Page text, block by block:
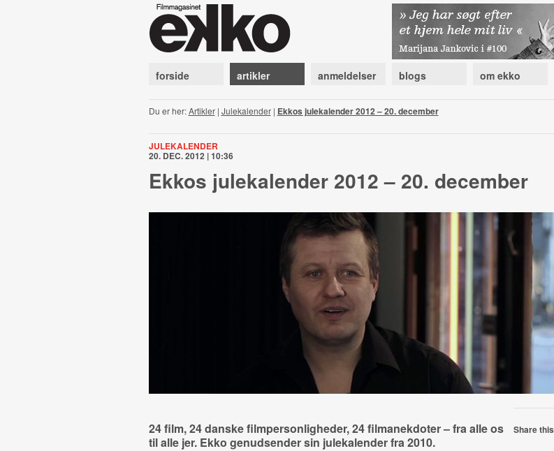
forside artikler anmeldelser blogs om ekko
Du er her:Artikler| Julekalender| Ekkos julekalender 2012 – 20. december
JULEKALENDER
20. DEC. 2012 | 10:36
Ekkos julekalender 2012 – 20. december
24 film, 24 danske filmpersonligheder, 24 filmanekdoter – fra alle os
til alle jer. Ekko genudsender sin julekalender fra 2010.
Share this